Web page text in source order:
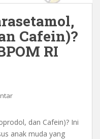
Cafein)?
RI
dan Cafein)? Ini
anak muda yang